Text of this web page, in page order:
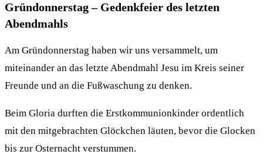
Gründonnerstag – Gedenkfeier des letzten
Abendmahls
Am Gründonnerstag haben wir uns versammelt, um
miteinander an das letzte Abendmahl Jesu im Kreis seiner
Freunde und an die Fußwaschung zu denken.
Beim Gloria durften die Erstkommunionkinder ordentlich
mit den mitgebrachten Glöckchen läuten, bevor die Glocken
bis zur Osternacht verstummen.